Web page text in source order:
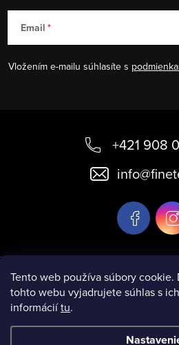
Tento web používa súbory cookie.
tohto webu vyjadrujete súhlas s
informáciítu.
Email
Vložením e-mailu súhlasíte s
e
+421 908
info@
Informácie pre vás